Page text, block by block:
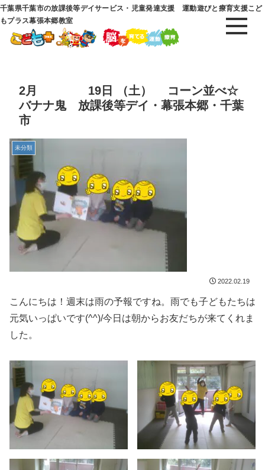
千葉県千葉市の放課後等デイサービス・児童発達支援 運動遊びと療育支援こど
もプラス幕張本郷教室
2月 19日 （土） コーン並べ☆
バナナ鬼 放課後等デイ・幕張本郷・千葉
市
未分類
2022.02.19
こんにちは！週末は雨の予報ですね。雨でも子どもたちは
元気いっぱいです(^^)/今日は朝からお友だちが来てくれま
した。